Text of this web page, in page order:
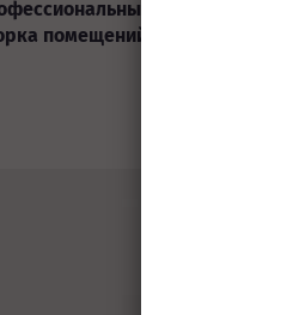
клининг/
помещений?